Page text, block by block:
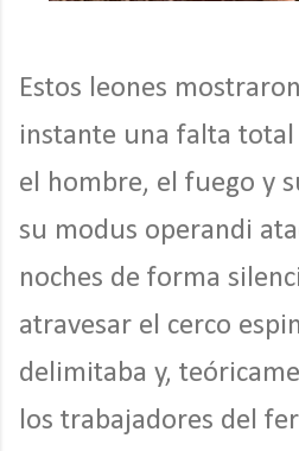
Estos leones
instante una falta
el hombre, el fuego y
su modus operandi
noches de forma
atravesar el cerco
delimitaba y,
los trabajadores del